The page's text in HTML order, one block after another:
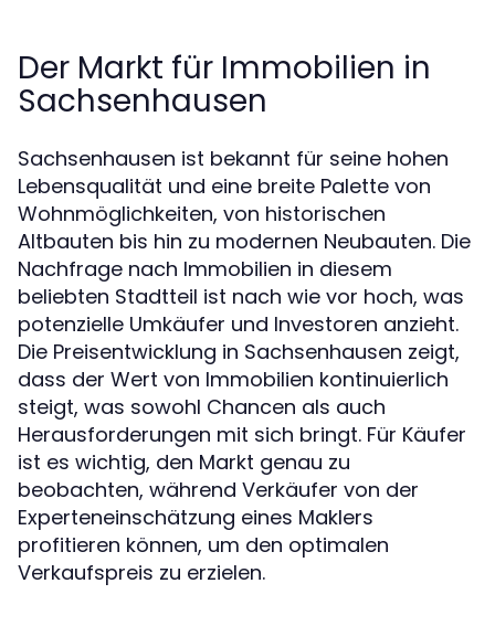
Der Markt für Immobilien in
Sachsenhausen
Sachsenhausen ist bekannt für seine hohen
Lebensqualität und eine breite Palette von
Wohnmöglichkeiten, von historischen
Altbauten bis hin zu modernen Neubauten. Die
Nachfrage nach Immobilien in diesem
beliebten Stadtteil ist nach wie vor hoch, was
potenzielle Umkäufer und Investoren anzieht.
Die Preisentwicklung in Sachsenhausen zeigt,
dass der Wert von Immobilien kontinuierlich
steigt, was sowohl Chancen als auch
Herausforderungen mit sich bringt. Für Käufer
ist es wichtig, den Markt genau zu
beobachten, während Verkäufer von der
Experteneinschätzung eines Maklers
profitieren können, um den optimalen
Verkaufspreis zu erzielen.